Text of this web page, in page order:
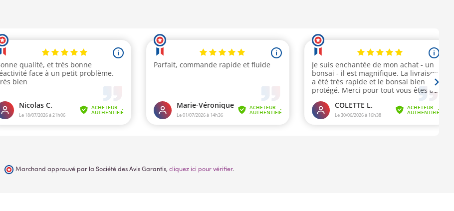
Marchand approuvé par la Société des Avis Garantis, cliquez ici pour vérifier.